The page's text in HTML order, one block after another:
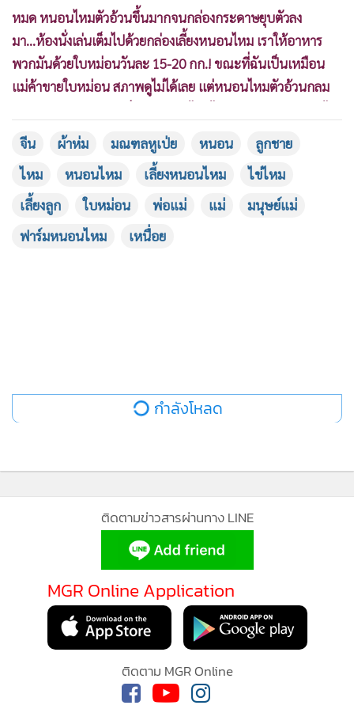
หมด หนอนไหมตัวอ้วนขึ้นมากจนกล่องกระดาษยุบตัวลง
มา...ห้องนั่งเล่นเต็มไปด้วยกล่องเลี้ยงหนอนไหม เราให้อาหาร
พวกมันด้วยใบหม่อนวันละ 15-20 กก.! ขณะที่ฉันเป็นเหมือน
แม่ค้าขายใบหม่อน สภาพดูไม่ได้เลย แต่หนอนไหมตัวอ้วนกลม
กลัวไปจนแทบจะทนไม่ไหวแล้ว"
ทั้งนี้ วันที่ 14 พ.ค.ที่ผ่านมา หนอนไหมบางส่วนก็เติบโตเต็มที่
"ลูกชายจะมีความกล้าในการลองทำสิ่งต่างๆ แม้สุดท้ายจะไม่
ประสบความสำเร็จก็ตาม"
จีน ผ้าห่ม มณฑลหูเป่ย หนอน
ลูกชาย
ไหม
หนอนไหม เลี้ยงหนอนไหม
ไข่ไหม
เลี้ยงลูก
ใบหม่อน พ่อแม่ แม่
มนุษย์แม่
ฟาร์มหนอนไหม
เหนื่อย
กำลังโหลด
ติดตามข่าวสารผ่านทาง LINE
MGR Online Application
ติดตาม MGR Online